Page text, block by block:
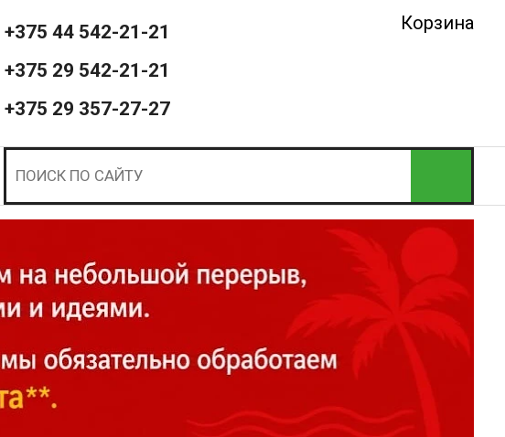
+375 44 542-21-21
+375 29 542-21-21
+375 29 357-27-27
Корзина